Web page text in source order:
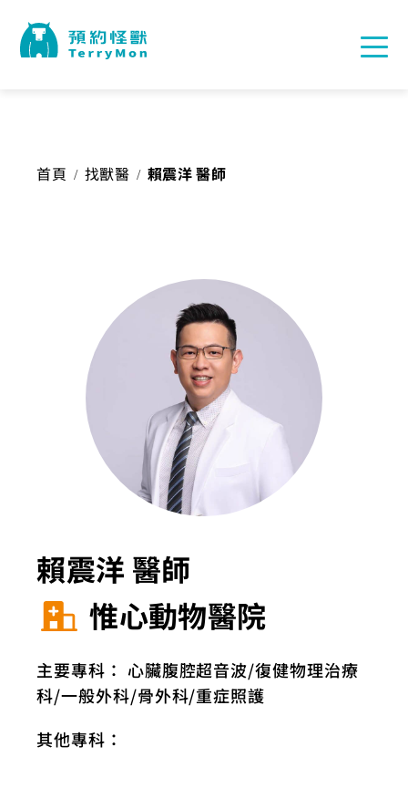
首頁 / 找獸醫 / 賴震洋 醫師
賴震洋 醫師
惟心動物醫院
主要專科： 心臟腹腔超音波 復健物理治療
科 一般外科 骨外科 重症照護
其他專科：